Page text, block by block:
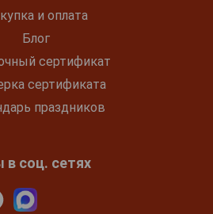
и оплата
Блог
сертификат
сертификата
праздников
соц. сетях